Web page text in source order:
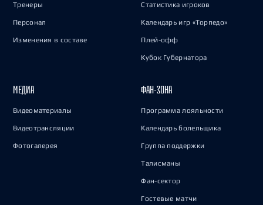
Тренеры
Персонал
Изменения в составе
Статистика игроков
Календарь игр «Торпедо»
Плей-офф
Кубок Губернатора
МЕДИА
Видеоматериалы
Видеотрансляции
Фотогалерея
ФАН-ЗОНА
Программа лояльности
Календарь болельщика
Группа поддержки
Талисманы
Фан-сектор
Гостевые матчи